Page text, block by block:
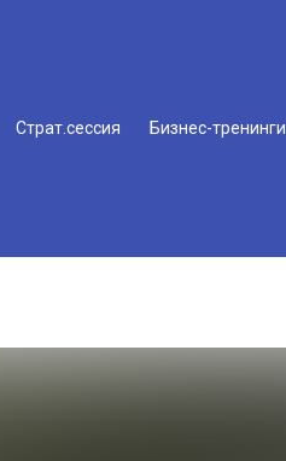
Страт.сессия Бизнес-тренинги